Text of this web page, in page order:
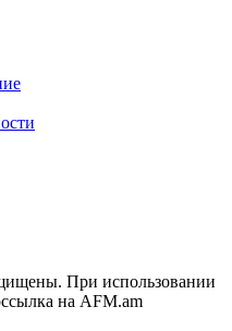
При использовании
на AFM.am